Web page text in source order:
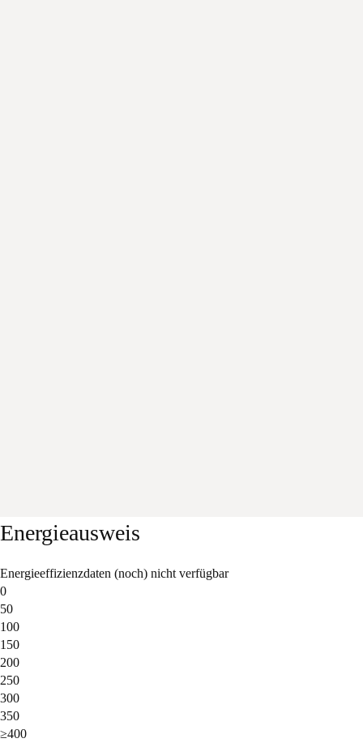
Energieausweis
Energieeffizienzdaten (noch) nicht verfügbar
0
50
100
150
200
250
300
350
≥400